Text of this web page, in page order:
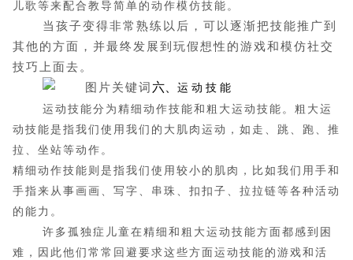
儿歌等来配合教导简单的动作模仿技能。
当孩子变得非常熟练以后，可以逐渐把技能推广到
其他的方面，并最终发展到玩假想性的游戏和模仿社交
技巧上面去。
六、 运 动 技 能
运动技能分为精细动作技能和粗大运动技能。粗大运
动技能是指我们使用我们的大肌肉运动，如走、跳、跑、推
拉、坐站等动作。
精细动作技能则是指我们使用较小的肌肉，比如我们用手和
手指来从事画画、写字、串珠、扣扣子、拉拉链等各种活动
的能力。
许多孤独症儿童在精细和粗大运动技能方面都感到困
难，因此他们常常回避要求这些方面运动技能的游戏和活